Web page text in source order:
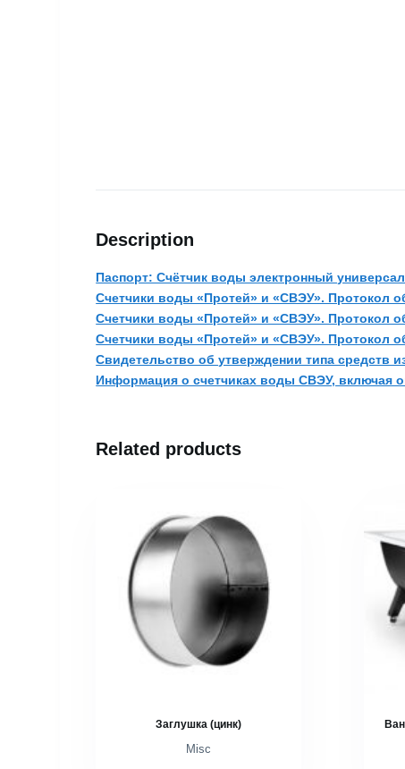
Description
Паспорт: Счётчик воды электронный
Счетчики воды «Протей» и «СВЭУ». Протокол
Счетчики воды «Протей» и «СВЭУ». Протокол
Счетчики воды «Протей» и «СВЭУ». Протокол
Свидетельство об утверждении типа средств
Информация о счетчиках воды СВЭУ, включая
Related products
Заглушка (цинк)
Misc